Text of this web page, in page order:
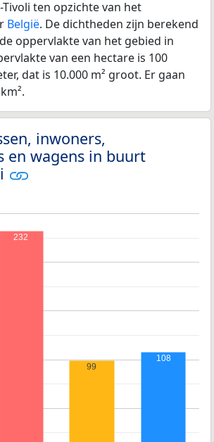
ten opzichte van het
België. De dichtheden zijn berekend
oppervlakte van het gebied in
van een hectare is 100
dat is 10.000 m² groot. Er gaan
inwoners,
en wagens in buurt
232
99
108